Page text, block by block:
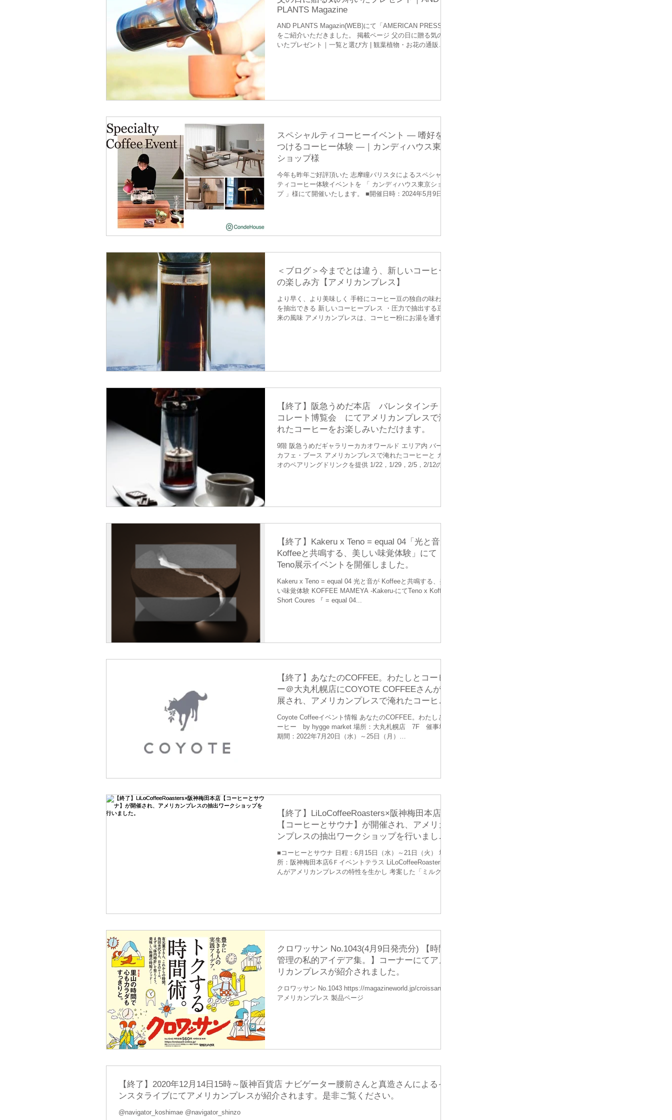
PLANTS Magazine
AND PLANTS Magazin(WEB)にて「AMERICAN PRESS」
をご紹介いただきました。 掲載ページ 父の日に贈る気の利
いたプレゼント｜一覧と選び方 | 観葉植物・お花の通販
スペシャルティコーヒーイベント ― 嗜好をみ
つけるコーヒー体験 ―｜カンディハウス東京
ショップ様
今年も昨年ご好評頂いた 志摩瞳バリスタによるスペシャル
ティコーヒー体験イベントを 「 カンディハウス東京ショッ
プ 」様にて開催いたします。 ■開催日時：2024年5月9日
＜ブログ＞今までとは違う、新しいコーヒー
の楽しみ方【アメリカンプレス】
より早く、より美味しく 手軽にコーヒー豆の独自の味わい
を抽出できる 新しいコーヒープレス ・圧力で抽出する豆本
来の風味 アメリカンプレスは、コーヒー粉にお湯を通すと
【終了】阪急うめだ本店 バレンタインチョ
コレート博覧会 にてアメリカンプレスで淹
れたコーヒーをお楽しみいただけます。
9階 阪急うめだギャラリーカカオワールド エリア内 バー＆
カフェ・ブース アメリカンプレスで淹れたコーヒーと カカ
オのペアリングドリンクを提供 1/22，1/29，2/5，2/12の毎
【終了】Kakeru x Teno = equal 04「光と音が
Koffeeと共鳴する、美しい味覚体験」にて
Teno展示イベントを開催しました。
Kakeru x Teno = equal 04 光と音が Koffeeと共鳴する、美し
い味覚体験 KOFFEE MAMEYA -Kakeru-にてTeno x Koffee
Short Coures 『 = equal 04...
【終了】あなたのCOFFEE。わたしとコーヒ
ー＠大丸札幌店にCOYOTE COFFEEさんが出
展され、アメリカンプレスで淹れたコーヒー
をお楽しみいただけます。
Coyote Coffeeイベント情報 あなたのCOFFEE。わたしとコ
ーヒー by hygge market 場所：大丸札幌店 7F 催事場
期間：2022年7月20日（水）～25日（月）
【終了】LiLoCoffeeRoasters×阪神梅田本店
【コーヒーとサウナ】が開催され、アメリカ
ンプレスの抽出ワークショップを行いまし
■コーヒーとサウナ 日程：6月15日（水）～21日（火） 場
所：阪神梅田本店6Ｆイベントテラス LiLoCoffeeRoastersさ
んがアメリカンプレスの特性を生かし 考案した「ミルクブ
クロワッサン No.1043(4月9日発売分) 【時間
管理の私的アイデア集。】コーナーにてアメ
リカンプレスが紹介されました。
クロワッサン No.1043 https://magazineworld.jp/croissant/
アメリカンプレス 製品ページ
【終了】2020年12月14日15時～阪神百貨店 ナビゲーター腰前さんと真造さんによるイ
ンスタライブにてアメリカンプレスが紹介されます。是非ご覧ください。
@navigator_koshimae @navigator_shinzo